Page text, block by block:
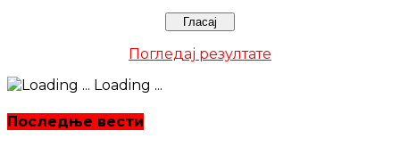
Погледај резултате
Loading ...
Последње вести